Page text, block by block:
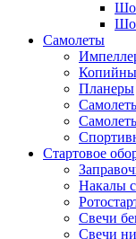
Самолеты
Планеры
Стартовое
Накалы
Свечи
Свечи